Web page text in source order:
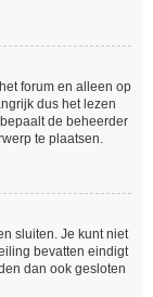
forum en alleen op
dus het lezen
de beheerder
te plaatsen.
sluiten. Je kunt niet
bevatten eindigt
dan ook gesloten